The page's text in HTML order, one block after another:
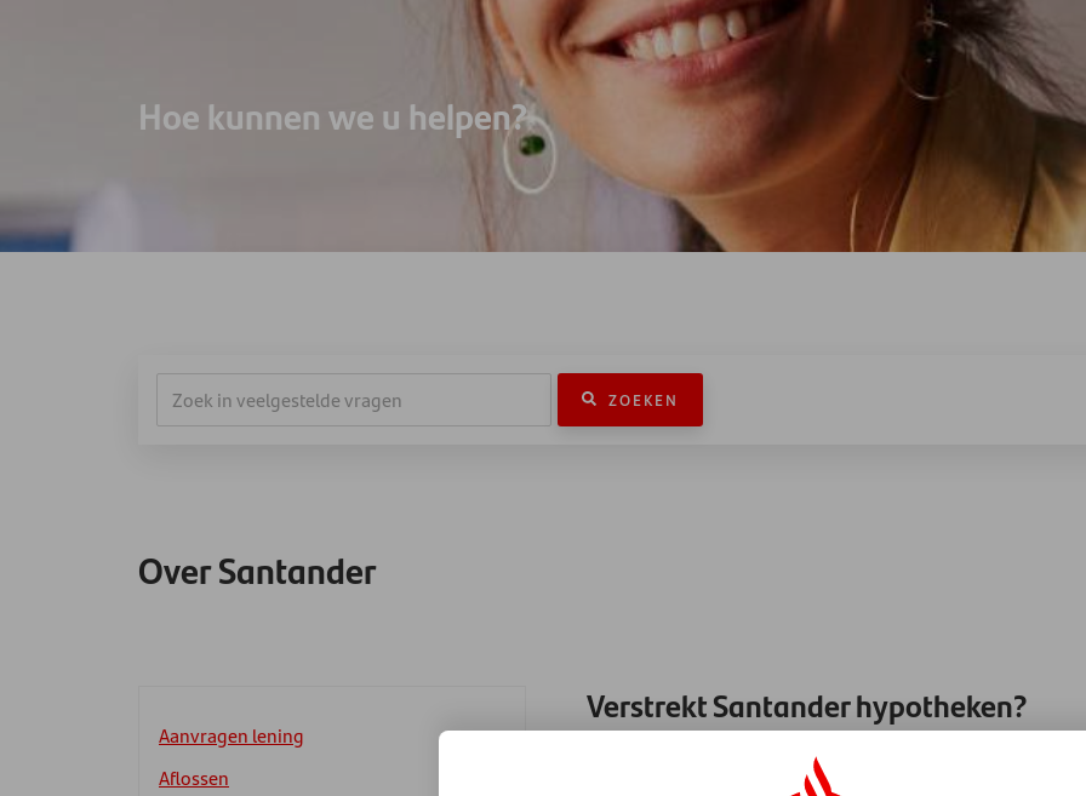
Hoe kunnen we u helpen?
ZOEKEN
Over Santander
Aanvragen lening
Aflossen
Verstrekt Santander hypotheken?
spaarproducten. Wij verstrekken alleen particuliere en